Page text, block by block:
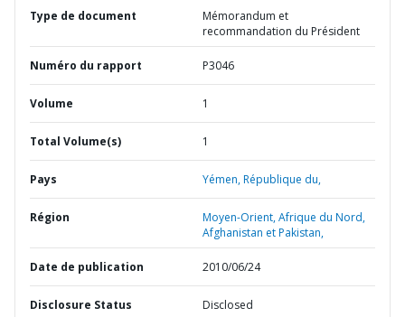
Type de document
Mémorandum et
recommandation du Président
Numéro du rapport P3046
Volume 1
Total Volume(s) 1
Pays Yémen,République du,
Région
Moyen-Orient, Afrique du Nord,
Afghanistan et Pakistan,
Date de publication 2010/06/24
Disclosure Status Disclosed